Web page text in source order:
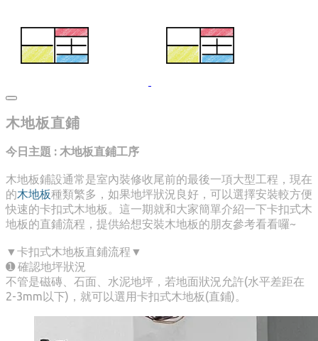
木地板直鋪
今日主題 : 木地板直鋪工序
木地板鋪設通常是室內裝修收尾前的最後一項大型工程，現在
的木地板種類繁多，如果地坪狀況良好，可以選擇安裝較方便
快速的卡扣式木地板。這一期就和大家簡單介紹一下卡扣式木
地板的直鋪流程，提供給想安裝木地板的朋友參考看看囉~
▼卡扣式木地板直鋪流程▼
➊ 確認地坪狀況
不管是磁磚、石面、水泥地坪，若地面狀況允許(水平差距在
2-3mm以下)，就可以選用卡扣式木地板(直鋪)。